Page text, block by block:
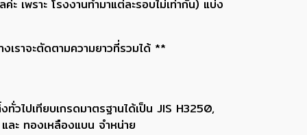
พราะ โรงงานทำมาแต่ละรอบไม่เท่ากัน) แบ่ง
ราจะตัดตามความยาวที่รวมได้ **
วไปเทียบเกรดมาตรฐานได้เป็น JIS H3250,
ละ ทองเหลืองแบน จำหน่าย